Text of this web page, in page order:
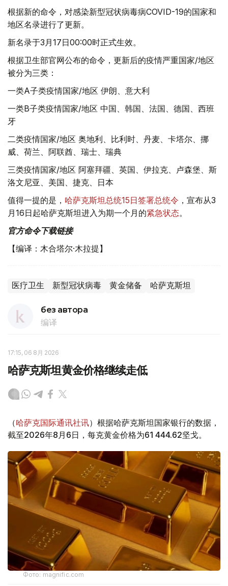
根据新的命令，对感染新型冠状病毒病COVID-19的国家和
地区名录进行了更新。
新名录于3月17日00:00时正式生效。
根据卫生部官网公布的命令，更新后的疫情严重国家/地区
被分为三类：
一类A子类疫情国家/地区 伊朗、意大利
一类B子类疫情国家/地区 中国、韩国、法国、德国、西班
牙
二类疫情国家/地区 奥地利、比利时、丹麦、卡塔尔、挪
威、荷兰、阿联酋、瑞士、瑞典
三类疫情国家/地区 阿塞拜疆、英国、伊拉克、卢森堡、斯
洛文尼亚、美国、捷克、日本
值得一提的是， 哈萨克斯坦总统15日签署总统令 ，宣布从3
月16日起哈萨克斯坦进入为期一个月的紧急状态。
官方命令下载链接
【编译：木合塔尔·木拉提】
医疗卫生 新型冠状病毒 黄金储备 哈萨克斯坦
без автора
编译
17:15, 06 8月 2026
哈萨克斯坦黄金价格继续走低
（哈萨克国际通讯社讯）根据哈萨克斯坦国家银行的数据，
截至2026年8月6日，每克黄金价格为61 444.62坚戈。
Фото: magnific.com